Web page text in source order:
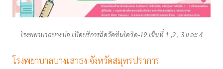
โรงพยาบาลบางบ่อ เปิดบริการฉีดวัคซีนโควิด-19 เข็มที่ 1 ,2 , 3 และ 4
โรงพยาบาลบางเสาธง จังหวัดสมุทรปราการ